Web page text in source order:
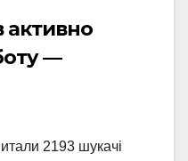
активно
—
2193 шукачі